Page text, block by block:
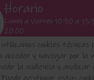
cookies técnicas
acceder y navegar por la
la audiencia y analizar
Puede gestionar estas
Horario
Lunes a Viernes 10:30 a
20:00
Sábados 11:00 a 13:00
QUIENES